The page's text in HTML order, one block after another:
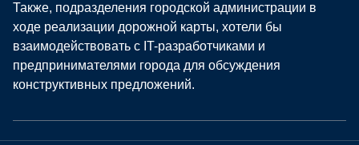
Также, подразделения городской администрации в
ходе реализации дорожной карты, хотели бы
взаимодействовать с IT-разработчиками и
предпринимателями города для обсуждения
конструктивных предложений.